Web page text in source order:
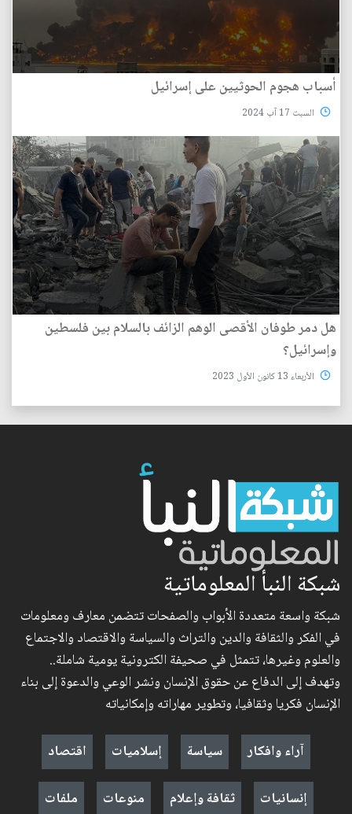
أسباب هجوم الحوثيين على إسرائيل
السبت 17 آب 2024
هل دمر طوفان الأقصى الوهم الزائف بالسلام بين فلسطين
وإسرائيل؟
الأربعاء 13 كانون الأول 2023
شبكة النبأ المعلوماتية
شبكة واسعة متعددة الأبواب والصفحات تتضمن معارف ومعلومات
في الفكر والثقافة والدين والتراث والسياسة والاقتصاد والاجتماع
والعلوم وغيرها، تتمثل في صحيفة الكترونية يومية شاملة..
وتهدف إلى الدفاع عن حقوق الإنسان ونشر الوعي والدعوة إلى بناء
الإنسان فكريا وثقافيا، وتطوير مهاراته وإمكانياته
آراء وافكار
سياسة إسلاميات
اقتصاد
إنسانيات
ثقافة وإعلام منوعات ملفات